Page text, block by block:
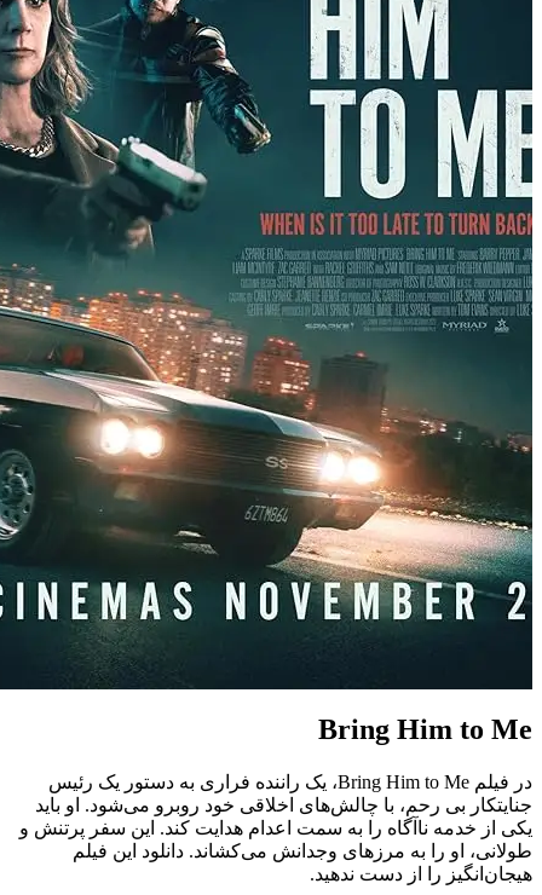
Bring Him to Me
در فیلم Bring Him to Me، یک راننده فراری به دستور یک رئیس
جنایتکار بی رحم، با چالش‌های اخلاقی خود روبرو می‌شود. او باید
یکی از خدمه ناآگاه را به سمت اعدام هدایت کند. این سفر پرتنش و
طولانی، او را به مرزهای وجدانش می‌کشاند. دانلود این فیلم
هیجان‌انگیز را از دست ندهید.